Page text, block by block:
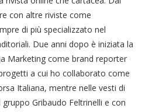
con altre riviste come
di più specializzato nel
Due anni dopo è iniziata la
Marketing come brand reporter
a cui ho collaborato come
Italiana, mentre nelle vesti di
Gribaudo Feltrinelli e con